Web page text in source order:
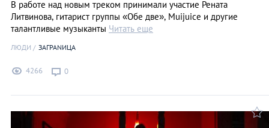
В работе над новым треком принимали участие Рената
Литвинова, гитарист группы «Обе две», Muijuice и другие
талантливые музыканты Читать еще
ЛЮДИ ЗАГРАNИЦА
4266 0